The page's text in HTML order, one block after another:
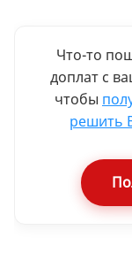
Что-то
доплат с
чтобы
решить